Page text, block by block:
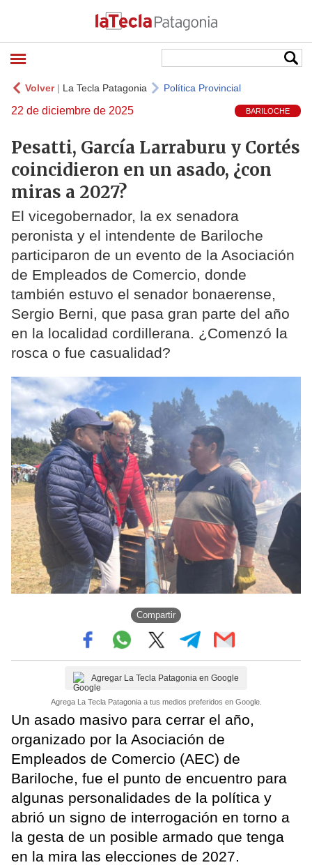
Volver| La Tecla Patagonia Política Provincial
22 de diciembre de 2025 BARILOCHE
Pesatti, García Larraburu y Cortés
coincidieron en un asado, ¿con
miras a 2027?
El vicegobernador, la ex senadora
peronista y el intendente de Bariloche
participaron de un evento de la Asociación
de Empleados de Comercio, donde
también estuvo el senador bonaerense,
Sergio Berni, que pasa gran parte del año
en la localidad cordillerana. ¿Comenzó la
rosca o fue casualidad?
Compartir
Agregar La Tecla Patagonia en Google
Agrega La Tecla Patagonia a tus medios preferidos en Google.
Un asado masivo para cerrar el año,
organizado por la Asociación de
Empleados de Comercio (AEC) de
Bariloche, fue el punto de encuentro para
algunas personalidades de la política y
abrió un signo de interrogación en torno a
la gesta de un posible armado que tenga
en la mira las elecciones de 2027.